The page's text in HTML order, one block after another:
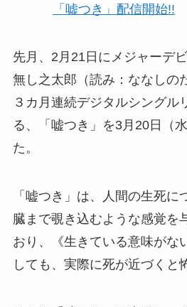
先月、2月21日にメジャーデ
無し之太郎（読み：ななしの
３カ月連続デジタルシングル
る、「嘘つき」を3月20日（
た。
「嘘つき」は、人間の生死に
臓まで覗き込むような感覚を
おり、《生きている意味がな
しても、実際に死が近づくと